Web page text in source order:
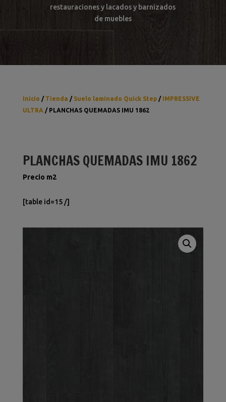
restauraciones y lacados y barnizados
de muebles
Inicio / Tienda / Suelo laminado Quick Step/ IMPRESSIVE
ULTRA / PLANCHAS QUEMADAS IMU 1862
PLANCHAS QUEMADAS IMU 1862
Precio m2
[table id=15 /]